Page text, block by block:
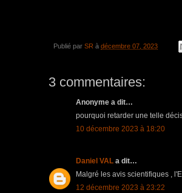
Publié par SR à décembre 07, 2023
3 commentaires:
Anonyme a dit…
pourquoi retarder une telle
10 décembre 2023 à 18:20
Daniel VAL a dit…
Malgré les avis scientifiques ,
12 décembre 2023 à 23:22